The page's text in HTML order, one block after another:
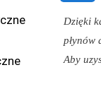
Dzięki
płynów
Aby